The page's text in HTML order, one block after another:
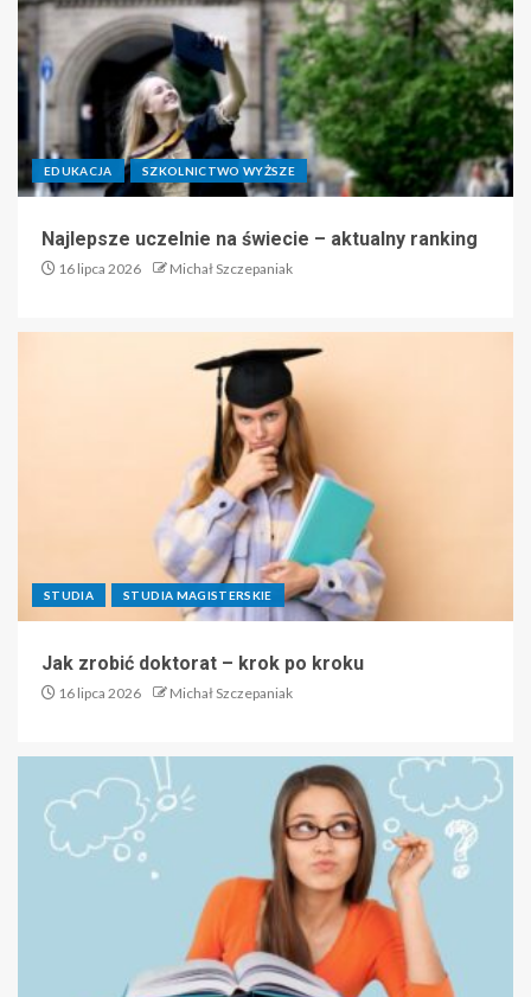
EDUKACJA SZKOLNICTWO WYŻSZE
Najlepsze uczelnie na świecie – aktualny ranking
16 lipca 2026 Michał Szczepaniak
STUDIA STUDIA MAGISTERSKIE
Jak zrobić doktorat – krok po kroku
16 lipca 2026 Michał Szczepaniak